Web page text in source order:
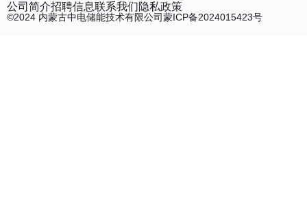
©2024 内蒙古中电储能技术有限公司蒙ICP备2024015423号
公司简介招聘信息联系我们隐私政策